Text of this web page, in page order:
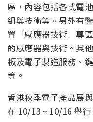
區，內容包括各式電
組與技術等。另外有
置「感應器技術」專
的感應器與技術。其
板及電子製造服務、
等。
香港秋季電子產品展
在 10/13 ~ 10/16 舉